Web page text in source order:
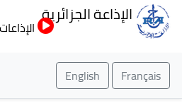
إلى
الإذاعة الجزائرية
الإذاعات
Français
English